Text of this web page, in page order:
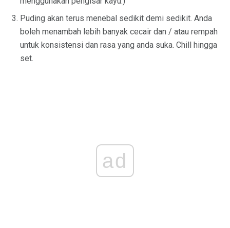
Puding akan terus menebal sedikit demi sedikit. Anda
boleh menambah lebih banyak cecair dan / atau rempah
untuk konsistensi dan rasa yang anda suka. Chill hingga
set.
ad